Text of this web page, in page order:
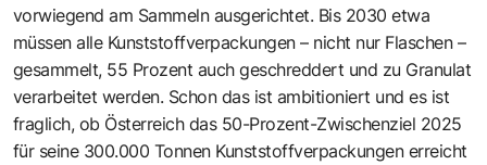
vorwiegend am Sammeln ausgerichtet. Bis 2030 etwa
müssen alle Kunststoffverpackungen – nicht nur Flaschen –
gesammelt, 55 Prozent auch geschreddert und zu Granulat
verarbeitet werden. Schon das ist ambitioniert und es ist
fraglich, ob Österreich das 50-Prozent-Zwischenziel 2025
für seine 300.000 Tonnen Kunststoffverpackungen erreicht